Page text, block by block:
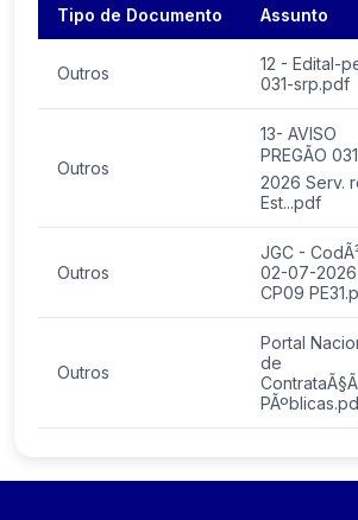
Tipo de Documento Assunto
Outros
12 - Edital-
031-srp.pdf
Outros
13- AVISO
PREGÃO
2026 Serv.
Est...pdf
Outros
JGC -
02-07-
CP09
Outros
Portal
de